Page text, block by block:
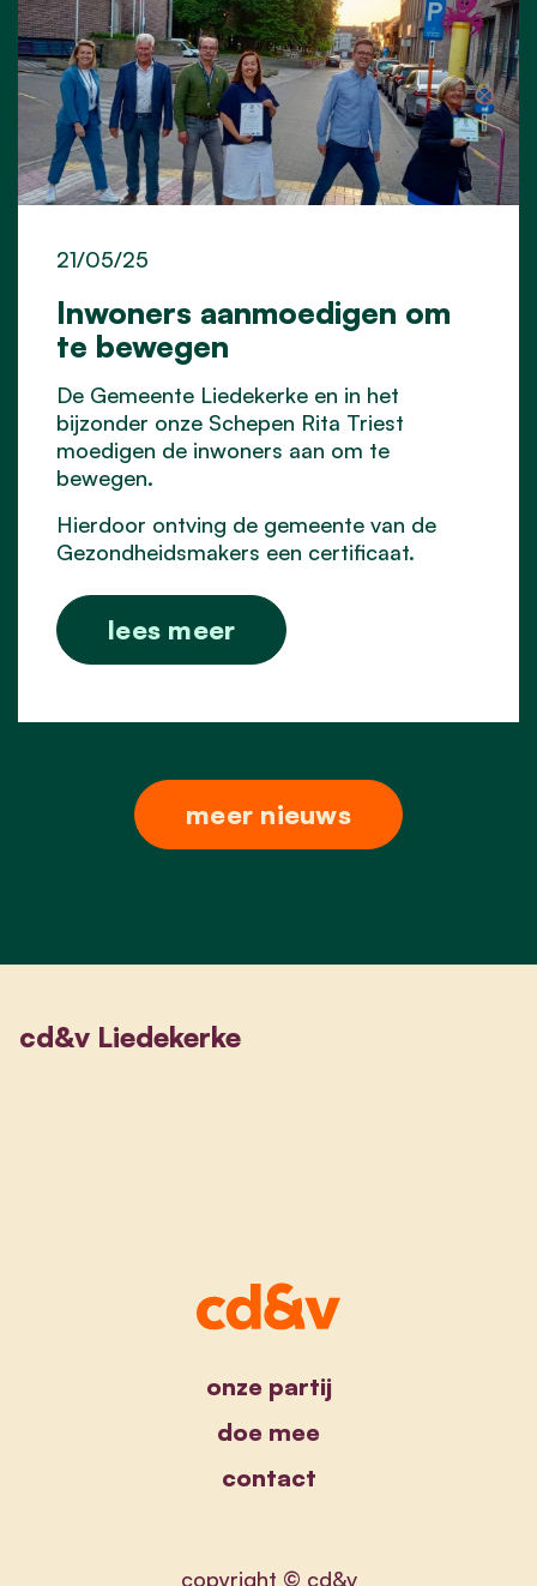
Inwoners aanmoedigen om
te bewegen
21/05/25
De Gemeente Liedekerke en in het
bijzonder onze Schepen Rita Triest
moedigen de inwoners aan om te
bewegen.
Hierdoor ontving de gemeente van de
Gezondheidsmakers een certificaat.
lees meer
meer nieuws
cd&v Liedekerke
onze partij
doe mee
contact
copyright © cd&v